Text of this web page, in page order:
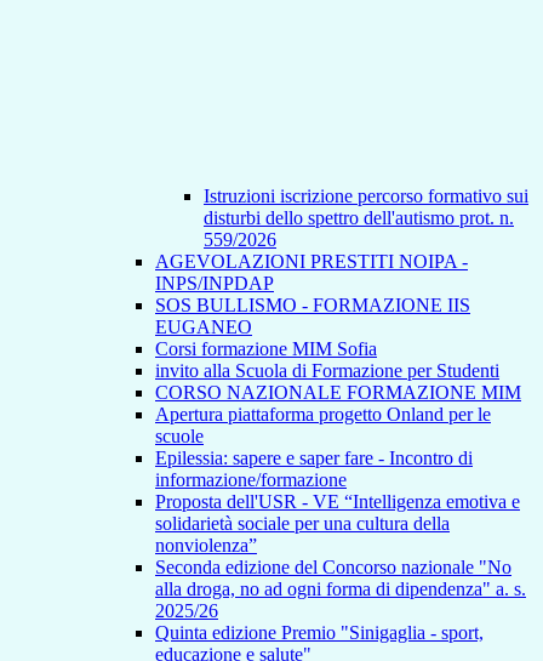
Istruzioni iscrizione percorso formativo sui
disturbi dello spettro dell'autismo prot. n.
559/2026
AGEVOLAZIONI PRESTITI NOIPA -
INPS/INPDAP
SOS BULLISMO - FORMAZIONE IIS
EUGANEO
Corsi formazione MIM Sofia
invito alla Scuola di Formazione per Studenti
CORSO NAZIONALE FORMAZIONE MIM
Apertura piattaforma progetto Onland per le
scuole
Epilessia: sapere e saper fare - Incontro di
informazione/formazione
Proposta dell'USR - VE “Intelligenza emotiva e
solidarietà sociale per una cultura della
nonviolenza”
Seconda edizione del Concorso nazionale "No
alla droga, no ad ogni forma di dipendenza" a. s.
2025/26
Quinta edizione Premio "Sinigaglia - sport,
educazione e salute"